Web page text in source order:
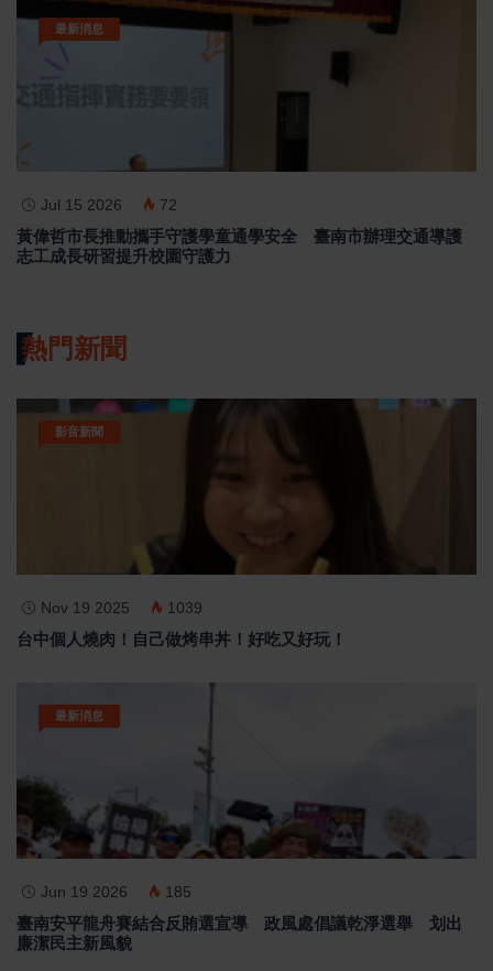
最新消息
Jul 15 2026 72
黃偉哲市長推動攜手守護學童通學安全 臺南市辦理交通導護
志工成長研習提升校園守護力
熱門新聞
影音新聞
Nov 19 2025 1039
台中個人燒肉！自己做烤串丼！好吃又好玩！
最新消息
Jun 19 2026 185
臺南安平龍舟賽結合反賄選宣導 政風處倡議乾淨選舉 划出
廉潔民主新風貌